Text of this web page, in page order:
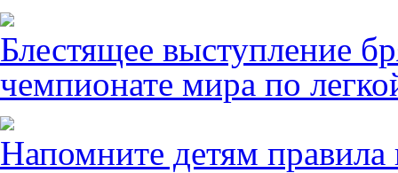
Блестящее выступление
чемпионате мира по
Напомните детям правила